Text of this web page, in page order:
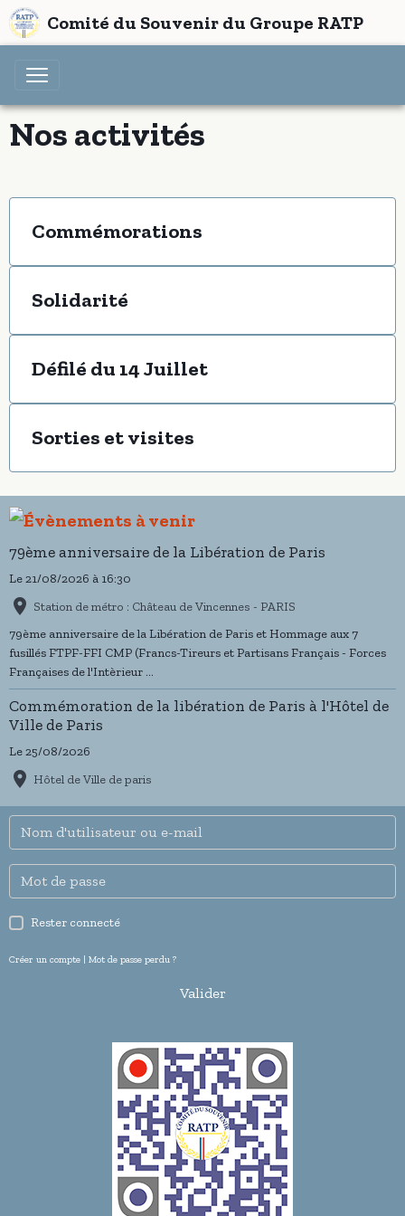
Comité du Souvenir du Groupe RATP
Nos activités
Commémorations
Solidarité
Défilé du 14 Juillet
Sorties et visites
79ème anniversaire de la Libération de Paris
Le 21/08/2026 à 16:30
Station de métro : Château de Vincennes - PARIS
79ème anniversaire de la Libération de Paris et Hommage aux 7
fusillés FTPF-FFI CMP (Francs-Tireurs et Partisans Français - Forces
Françaises de l'Intèrieur ...
Commémoration de la libération de Paris à l'Hôtel de
Ville de Paris
Le 25/08/2026
Hôtel de Ville de paris
Rester connecté
Créer un compte | Mot de passe perdu ?
Valider